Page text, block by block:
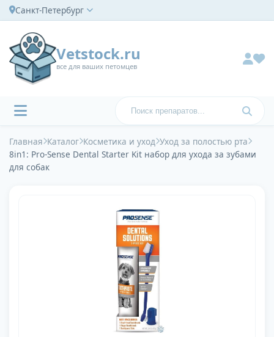
Санкт-Петербург
Vetstock.ru
все для ваших петомцев
Главная Каталог Косметика и уход Уход за полостью рта
8in1: Pro-Sense Dental Starter Kit набор для ухода за зубами
для собак